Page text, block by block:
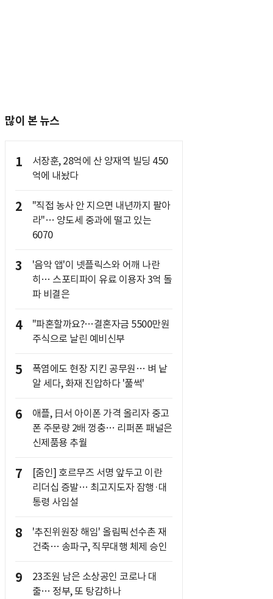
많이 본 뉴스
1
서장훈, 28억에 산 양재역 빌딩 450
억에 내놨다
2
"직접 농사 안 지으면 내년까지 팔아
라"… 양도세 중과에 떨고 있는
6070
3
'음악 앱'이 넷플릭스와 어깨 나란
히… 스포티파이 유료 이용자 3억 돌
파 비결은
4
"파혼할까요?…결혼자금 5500만원
주식으로 날린 예비신부
5
폭염에도 현장 지킨 공무원… 벼 낱
알 세다, 화재 진압하다 '풀썩'
6
애플, 日서 아이폰 가격 올리자 중고
폰 주문량 2배 껑충… 리퍼폰 패널은
신제품용 추월
7
[줌인] 호르무즈 서명 앞두고 이란
리더십 증발… 최고지도자 잠행·대
통령 사임설
8
'추진위원장 해임' 올림픽선수촌 재
건축… 송파구, 직무대행 체제 승인
9
23조원 남은 소상공인 코로나 대
출… 정부, 또 탕감하나